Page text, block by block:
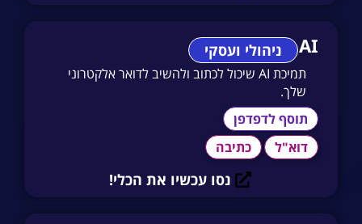
ניהולי ועסקיAddy AI
תמיכת AI שיכול לכתוב ולהשיב לדואר אלקטרוני
שלך.
תוסף לדפדפן
דוא"ל
כתיבה
נסו עכשיו את הכלי!